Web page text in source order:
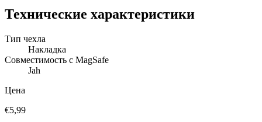
Технические характеристики
Тип чехла
Накладка
Совместимость с MagSafe
Jah
Цена
€5,99